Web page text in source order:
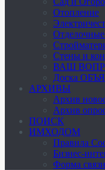
Отопление
Стены и
ВАШ
Доска
АРХИВЫ
Архив
Архив
ПОИСК
ИМХОДОМ
Правила
Бизнес-
Форма